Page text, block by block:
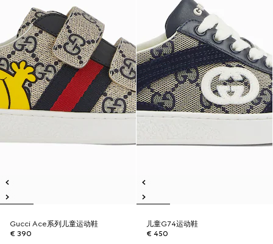
Gucci Ace系列儿童运动鞋
€ 390
儿童G74运动鞋
€ 450